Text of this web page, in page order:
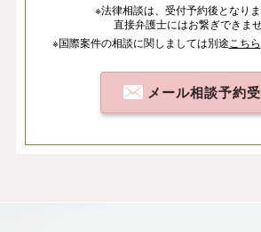
※法律相談は、 受付予約後となりま
直接弁護士にはお繋ぎできませ
※国際案件の相談に関しましては別途 こちら
メール相談予約